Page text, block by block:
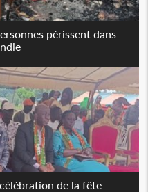
périssent dans
de la fête